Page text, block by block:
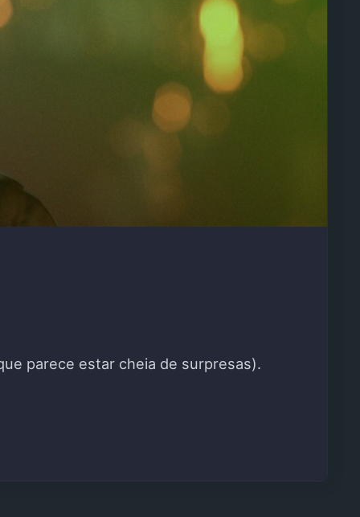
parece estar cheia de surpresas).